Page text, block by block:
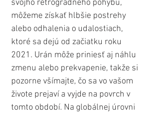
svojho retrográdneho pohybu,
môžeme získať hlbšie postrehy
alebo odhalenia o udalostiach,
ktoré sa dejú od začiatku roku
2021. Urán môže priniesť aj náhlu
zmenu alebo prekvapenie, takže si
pozorne všímajte, čo sa vo vašom
živote prejaví a vyjde na povrch v
tomto období. Na globálnej úrovni